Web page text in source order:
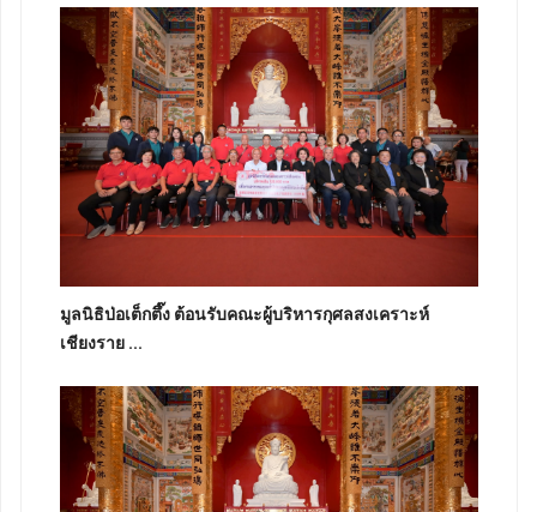
มูลนิธิป่อเต็กตึ๊ง ต้อนรับคณะผู้บริหารกุศลสงเคราะห์
เชียงราย ...